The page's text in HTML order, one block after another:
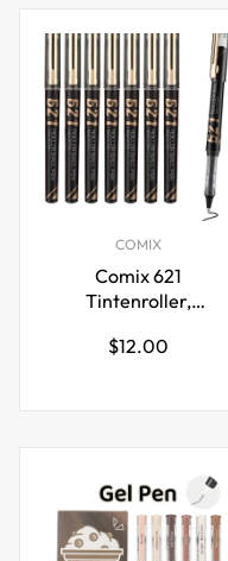
COMIX
Comix 621
Tintenroller,
0,7 mm mittlere
Regulärer
$12.00